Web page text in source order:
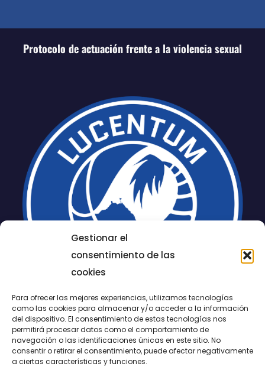
Gestionar el
consentimiento de las
cookies
Para ofrecer las mejores experiencias, utilizamos tecnologías
como las cookies para almacenar y/o acceder a la información
del dispositivo. El consentimiento de estas tecnologías nos
permitirá procesar datos como el comportamiento de
navegación o las identificaciones únicas en este sitio. No
consentir o retirar el consentimiento, puede afectar negativamente
a ciertas características y funciones.
Protocolo de actuación frente a la violencia sexual
LUCENTUM